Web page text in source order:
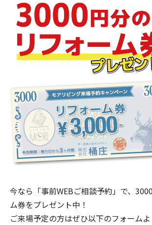
今なら「事前WEBご相談予約」で、
ム券をプレゼント中！
ご来場予定の方はぜひ以下のフォーム